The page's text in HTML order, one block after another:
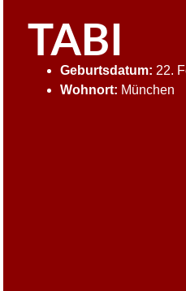
TABI
Geburtsdatum: 22.
Wohnort: München